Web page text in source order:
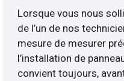
Lorsque vous nous
de l’un de nos
mesure de mesurer
l’installation de
convient toujours,